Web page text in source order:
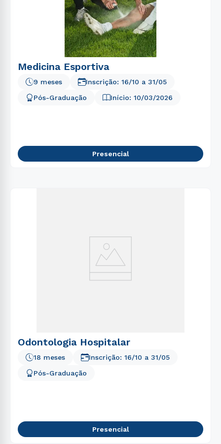
Medicina Esportiva
Pós-Graduação Início: 10/03/2026
9 meses Inscrição: 16/10 a 31/05
Presencial
Odontologia Hospitalar
18 meses
Pós-Graduação
Inscrição: 16/10 a 31/05
Presencial